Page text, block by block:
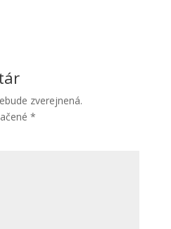
zverejnená.
*